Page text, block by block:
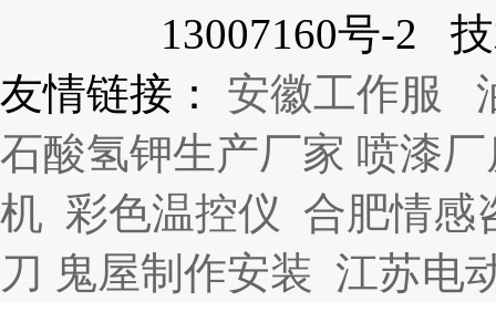
13007160号-2
友情链接： 安徽工作服
石酸氢钾生产厂家 喷漆
机 彩色温控仪 合肥情感
刀 鬼屋制作安装 江苏电